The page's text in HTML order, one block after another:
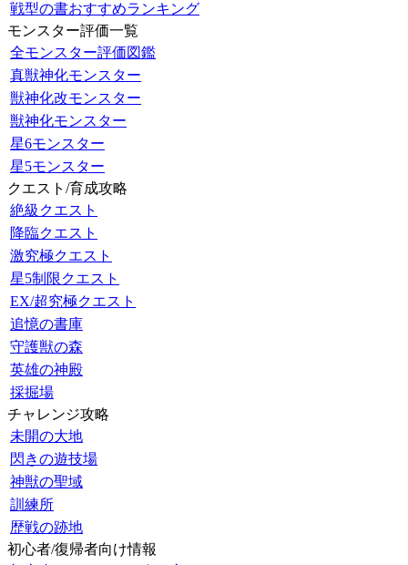
戦型の書おすすめランキング
モンスター評価一覧
全モンスター評価図鑑
真獣神化モンスター
獣神化改モンスター
獣神化モンスター
星6モンスター
星5モンスター
クエスト/育成攻略
絶級クエスト
降臨クエスト
激究極クエスト
星5制限クエスト
EX/超究極クエスト
追憶の書庫
守護獣の森
英雄の神殿
採掘場
チャレンジ攻略
未開の大地
閃きの遊技場
神獣の聖域
訓練所
歴戦の跡地
初心者/復帰者向け情報